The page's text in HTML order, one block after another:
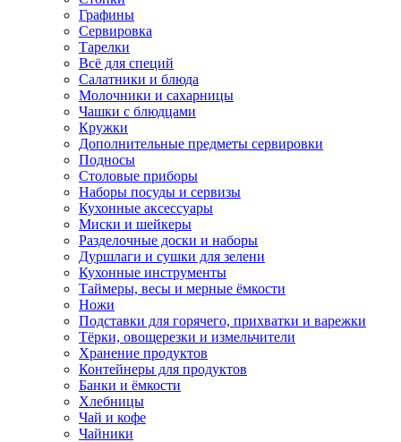
Графины
Сервировка
Тарелки
Всё для специй
Салатники и блюда
Молочники и сахарницы
Чашки с блюдцами
Кружки
Дополнительные предметы сервировки
Подносы
Столовые приборы
Наборы посуды и сервизы
Кухонные аксессуары
Миски и шейкеры
Разделочные доски и наборы
Дуршлаги и сушки для зелени
Кухонные инструменты
Таймеры, весы и мерные ёмкости
Ножи
Подставки для горячего, прихватки и варежки
Тёрки, овощерезки и измельчители
Хранение продуктов
Контейнеры для продуктов
Банки и ёмкости
Хлебницы
Чай и кофе
Чайники